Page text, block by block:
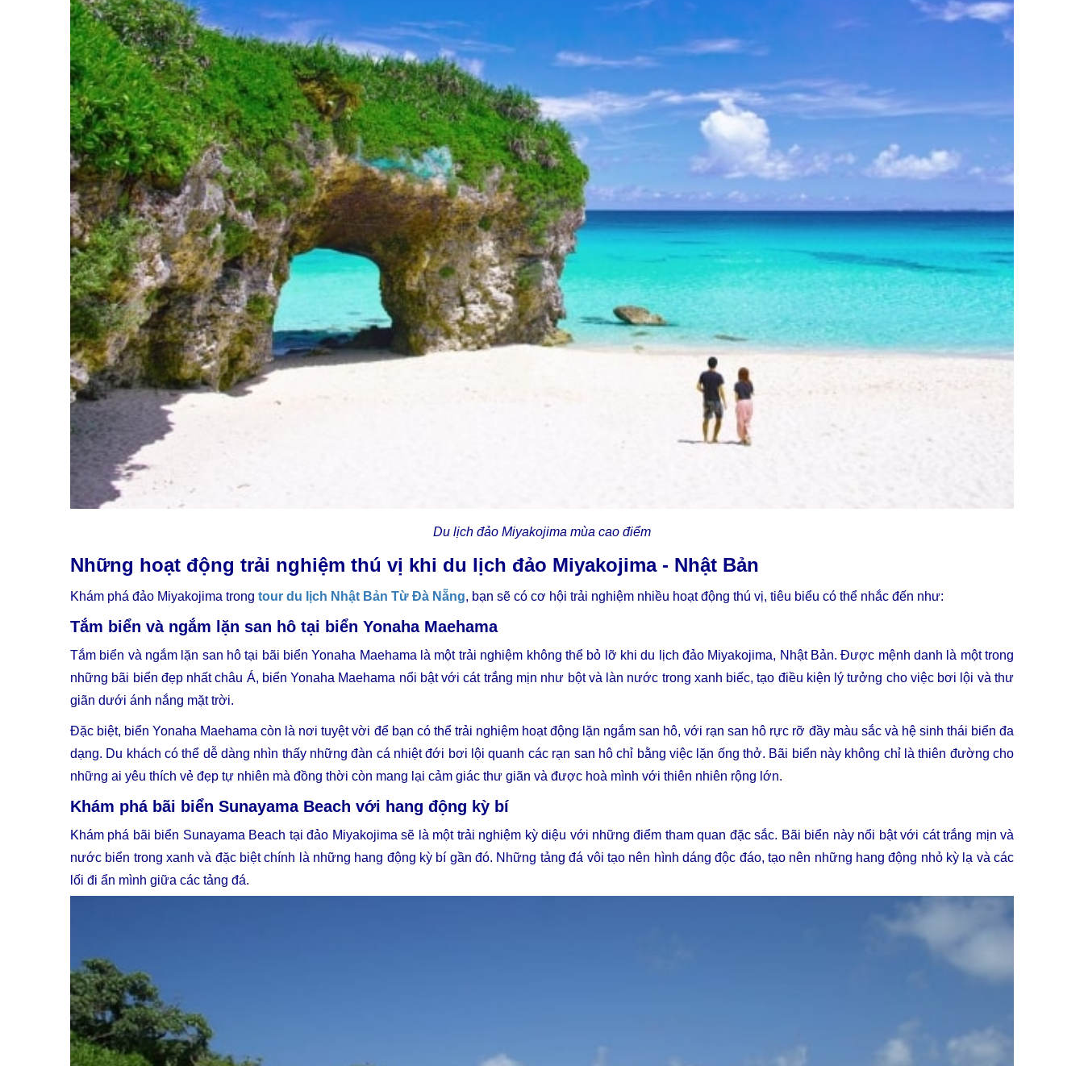
Du lịch đảo Miyakojima mùa cao điểm
Những hoạt động trải nghiệm thú vị khi du lịch đảo Miyakojima - Nhật Bản
Khám phá đảo Miyakojima trong tour du lịch Nhật Bản Từ Đà Nẵng, bạn sẽ có cơ hội trải nghiệm nhiều hoạt động thú vị, tiêu biểu có thể nhắc đến như:
Tắm biển và ngắm lặn san hô tại biển Yonaha Maehama
Tắm biển và ngắm lặn san hô tại bãi biển Yonaha Maehama là một trải nghiệm không thể bỏ lỡ khi du lịch đảo Miyakojima, Nhật Bản. Được mệnh danh là một trong
những bãi biển đẹp nhất châu Á, biển Yonaha Maehama nổi bật với cát trắng mịn như bột và làn nước trong xanh biếc, tạo điều kiện lý tưởng cho việc bơi lội và thư
giãn dưới ánh nắng mặt trời.
Đặc biệt, biển Yonaha Maehama còn là nơi tuyệt vời để bạn có thể trải nghiệm hoạt động lặn ngắm san hô, với rạn san hô rực rỡ đầy màu sắc và hệ sinh thái biển đa
dạng. Du khách có thể dễ dàng nhìn thấy những đàn cá nhiệt đới bơi lội quanh các rạn san hô chỉ bằng việc lặn ống thở. Bãi biển này không chỉ là thiên đường cho
những ai yêu thích vẻ đẹp tự nhiên mà đồng thời còn mang lại cảm giác thư giãn và được hoà mình với thiên nhiên rộng lớn.
Khám phá bãi biển Sunayama Beach với hang động kỳ bí
Khám phá bãi biển Sunayama Beach tại đảo Miyakojima sẽ là một trải nghiệm kỳ diệu với những điểm tham quan đặc sắc. Bãi biển này nổi bật với cát trắng mịn và
nước biển trong xanh và đặc biệt chính là những hang động kỳ bí gần đó. Những tảng đá vôi tạo nên hình dáng độc đáo, tạo nên những hang động nhỏ kỳ lạ và các
lối đi ẩn mình giữa các tảng đá.